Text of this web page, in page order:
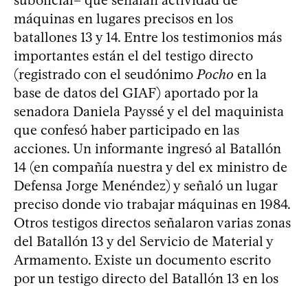
máquinas en lugares precisos en los
batallones 13 y 14. Entre los testimonios más
importantes están el del testigo directo
(registrado con el seudónimoPocho en la
base de datos del GIAF) aportado por la
senadora Daniela Payssé y el del maquinista
que confesó haber participado en las
acciones. Un informante ingresó al Batallón
14 (en compañía nuestra y del ex ministro de
Defensa Jorge Menéndez) y señaló un lugar
preciso donde vio trabajar máquinas en 1984.
Otros testigos directos señalaron varias zonas
del Batallón 13 y del Servicio de Material y
Armamento. Existe un documento escrito
por un testigo directo del Batallón 13 en los